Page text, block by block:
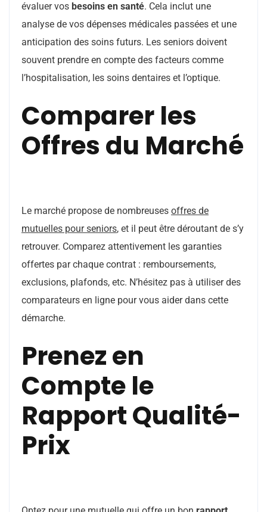
évaluer vos besoins en santé. Cela inclut une
analyse de vos dépenses médicales passées et une
anticipation des soins futurs. Les seniors doivent
souvent prendre en compte des facteurs comme
l’hospitalisation, les soins dentaires et l’optique.
Comparer les
Offres du Marché
Le marché propose de nombreuses offres de
mutuelles pour seniors, et il peut être déroutant de s’y
retrouver. Comparez attentivement les garanties
offertes par chaque contrat : remboursements,
exclusions, plafonds, etc. N’hésitez pas à utiliser des
comparateurs en ligne pour vous aider dans cette
démarche.
Prenez en
Compte le
Rapport Qualité-
Prix